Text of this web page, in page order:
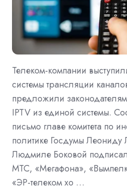
Телеком-компании
системы трансляции
предложили
IPTV из единой системы.
письмо главе комитета по
политике Госдумы Леониду
Людмиле Боковой
МТС, «Мегафона»,
«ЭР-телеком хо …